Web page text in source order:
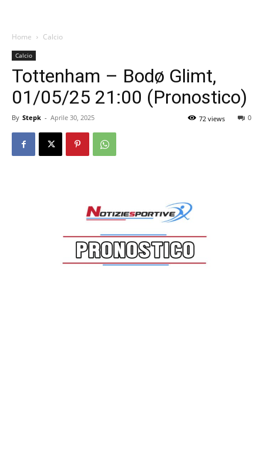
Home Calcio
Calcio
Tottenham – Bodø Glimt,
01/05/25 21:00 (Pronostico)
By Stepk - Aprile 30, 2025 0
72 views